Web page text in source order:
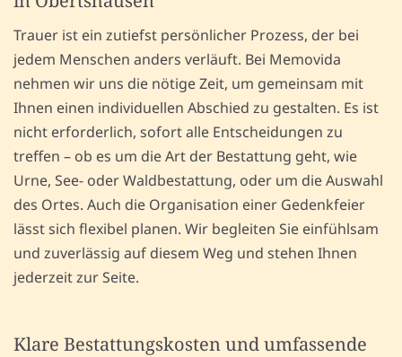
Trauer ist ein zutiefst persönlicher Prozess, der bei
jedem Menschen anders verläuft. Bei Memovida
nehmen wir uns die nötige Zeit, um gemeinsam mit
Ihnen einen individuellen Abschied zu gestalten. Es ist
nicht erforderlich, sofort alle Entscheidungen zu
treffen – ob es um die Art der Bestattung geht, wie
Urne, See- oder Waldbestattung, oder um die Auswahl
des Ortes. Auch die Organisation einer Gedenkfeier
lässt sich flexibel planen. Wir begleiten Sie einfühlsam
und zuverlässig auf diesem Weg und stehen Ihnen
jederzeit zur Seite.
Klare Bestattungskosten und umfassende